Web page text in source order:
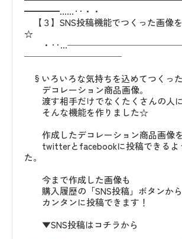
━━━━……‥・・
【３】SNS投稿機能でつくった画像
☆
・
───────────
§いろいろな気持ちを込めてつくった
デコレーション商品画像。
渡す相手だけでなくたくさんの人
そんな機能を作りました☆
作成したデコレーション商品画像を
twitterとfacebookに投稿できるよ
た。
今まで作成した画像も
購入履歴の「SNS投稿」ボタンから
カンタンに投稿できます！
▼SNS投稿はコチラから